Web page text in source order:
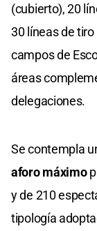
(cubierto), 20
30 líneas de
campos de
áreas
delegaciones.
Se contempla
aforo máximo
y de 210
tipología